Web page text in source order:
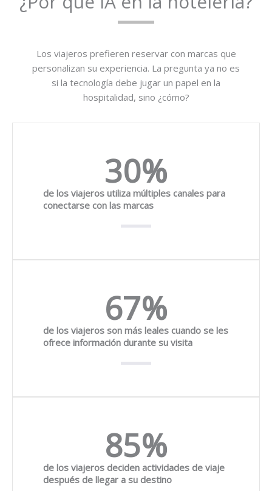
Los viajeros prefieren reservar con marcas que
personalizan su experiencia. La pregunta ya no es
si la tecnología debe jugar un papel en la
hospitalidad, sino ¿cómo?
de los viajeros utiliza múltiples canales para
conectarse con las marcas
30%
de los viajeros son más leales cuando se les
ofrece información durante su visita
67%
de los viajeros deciden actividades de viaje
después de llegar a su destino
85%